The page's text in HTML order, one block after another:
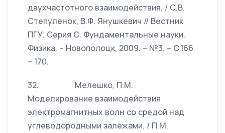
двухчастотного взаимодействия. / С.В.
Степуленок, В.Ф. Янушкевич // Вестник
ПГУ. Серия С. Фундаментальные науки.
Физика. – Новополоцк, 2009. – №3. – С.166
– 170.
32. Мелешко, П.М.
Моделирование взаимодействия
электромагнитных волн со средой над
углеводородными залежами. / П.М.